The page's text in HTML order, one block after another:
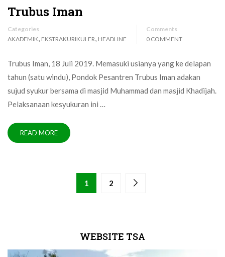
Trubus Iman
Categories
AKADEMIK, EKSTRAKURIKULER, HEADLINE
Comments
0 COMMENT
Trubus Iman, 18 Juli 2019. Memasuki usianya yang ke delapan
tahun (satu windu), Pondok Pesantren Trubus Iman adakan
sujud syukur bersama di masjid Muhammad dan masjid Khadijah.
Pelaksanaan kesyukuran ini …
READ MORE
1 2
WEBSITE TSA